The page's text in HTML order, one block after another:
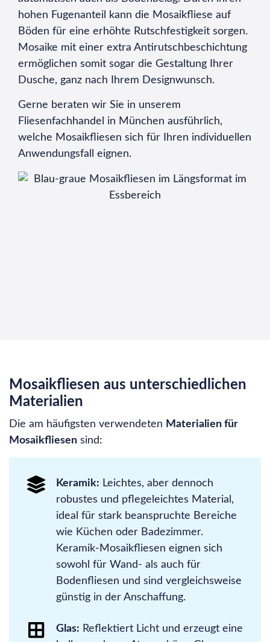
hohen Fugenanteil kann die Mosaikfliese auf
Böden für eine erhöhte Rutschfestigkeit sorgen.
Mosaike mit einer extra Antirutschbeschichtung
ermöglichen somit sogar die Gestaltung Ihrer
Dusche, ganz nach Ihrem Designwunsch.
Gerne beraten wir Sie in unserem
Fliesenfachhandel in München ausführlich,
welche Mosaikfliesen sich für Ihren individuellen
Anwendungsfall eignen.
Mosaikfliesen aus unterschiedlichen
Materialien
Die am häufigsten verwendeten Materialien für
Mosaikfliesen sind:
Keramik: Leichtes, aber dennoch
robustes und pflegeleichtes Material,
ideal für stark beanspruchte Bereiche
wie Küchen oder Badezimmer.
Keramik-Mosaikfliesen eignen sich
sowohl für Wand- als auch für
Bodenfliesen und sind vergleichsweise
günstig in der Anschaffung.
Glas: Reflektiert Licht und erzeugt eine